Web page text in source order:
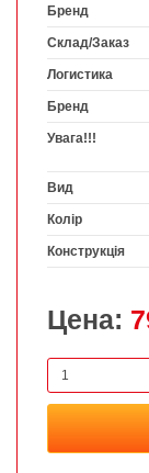
Бренд
Склад/Заказ
Логистика
Бренд
Увага!!!
Вид
Колір
Конструкція
Цена: